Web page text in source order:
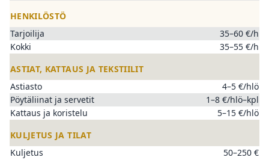
HENKILÖSTÖ
Tarjoilija
35–60 €/h
Kokki
35–55 €/h
ASTIAT, KATTAUS JA TEKSTIILIT
Astiasto
4–5 €/hlö
Pöytäliinat ja servetit
1–8 €/hlö–kpl
Kattaus ja koristelu
5–15 €/hlö
KULJETUS JA TILAT
Kuljetus
50–250 €